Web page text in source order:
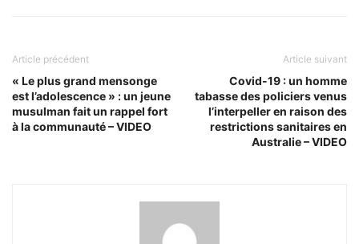
Article précédent
« Le plus grand mensonge
est l’adolescence » : un jeune
musulman fait un rappel fort
à la communauté – VIDEO
Article suivant
Covid-19 : un homme
tabasse des policiers venus
l’interpeller en raison des
restrictions sanitaires en
Australie – VIDEO